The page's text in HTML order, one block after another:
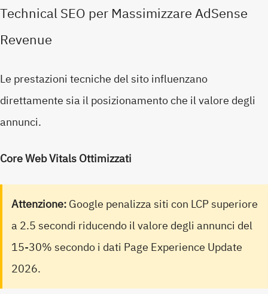
Technical SEO per Massimizzare AdSense
Revenue
Le prestazioni tecniche del sito influenzano
direttamente sia il posizionamento che il valore degli
annunci.
Core Web Vitals Ottimizzati
Attenzione:Google penalizza siti con LCP superiore
a 2.5 secondi riducendo il valore degli annunci del
15-30% secondo i dati Page Experience Update
2026.